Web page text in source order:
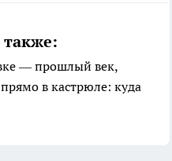
также:
— прошлый век,
в кастрюле: куда